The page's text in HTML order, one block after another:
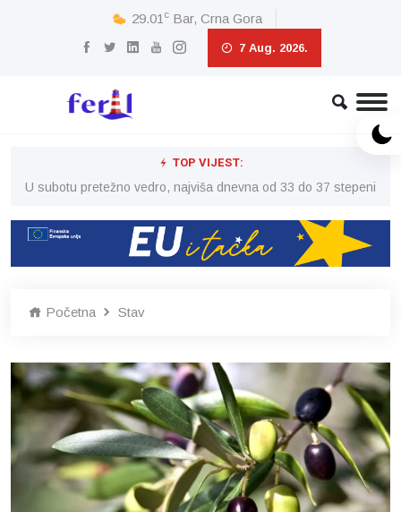
29.01 c Bar, Crna Gora
7 Aug. 2026.
TOP VIJEST:
U subotu pretežno vedro, najviša dnevna od 33 do 37 stepeni
Početna Stav